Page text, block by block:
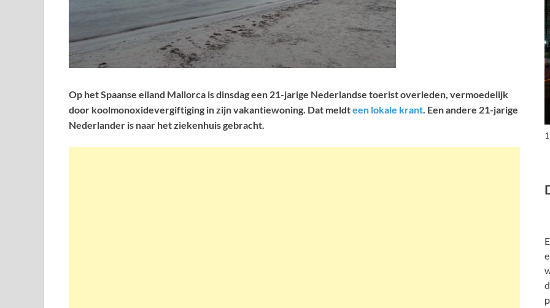
Op het Spaanse eiland Mallorca is dinsdag een 21-jarige Nederlandse toerist overleden, vermoedelijk
door koolmonoxidevergiftiging in zijn vakantiewoning. Dat meldteen lokale krant. Een andere 21-jarige
Nederlander is naar het ziekenhuis gebracht.